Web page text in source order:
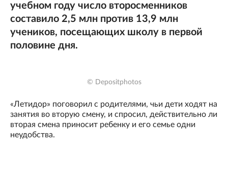
учебном году число второсменников
составило 2,5 млн против 13,9 млн
учеников, посещающих школу в первой
половине дня.
© Depositphotos
«Летидор» поговорил с родителями, чьи дети ходят на
занятия во вторую смену, и спросил, действительно ли
вторая смена приносит ребенку и его семье одни
неудобства.